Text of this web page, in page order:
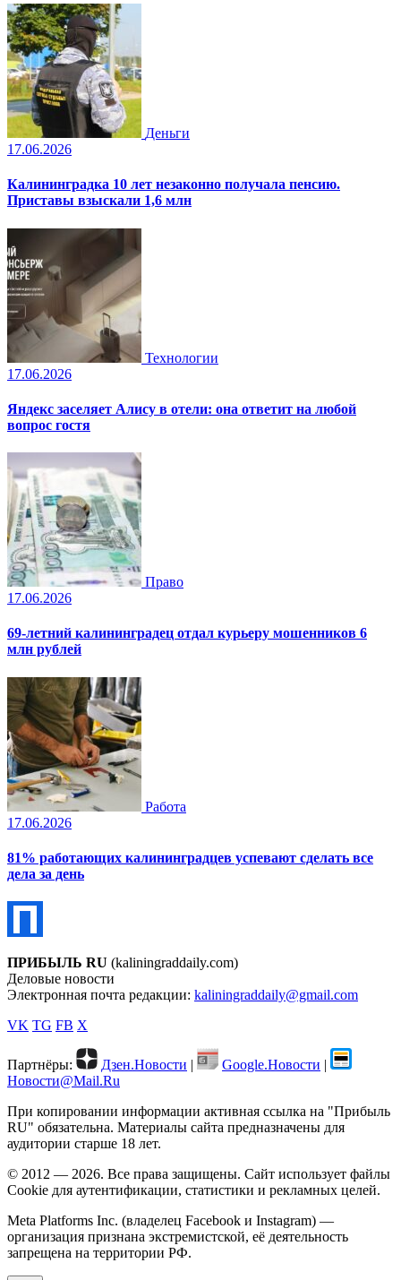
Деньги
17.06.2026
Калининградка 10 лет незаконно получала пенсию.
Приставы взыскали 1,6 млн
Технологии
17.06.2026
Яндекс заселяет Алису в отели: она ответит на любой
вопрос гостя
Право
17.06.2026
69-летний калининградец отдал курьеру мошенников 6
млн рублей
Работа
17.06.2026
81% работающих калининградцев успевают сделать все
дела за день
ПРИБЫЛЬ RU (kaliningraddaily.com)
Деловые новости
Электронная почта редакции: kaliningraddaily@gmail.com
VK TG FB X
Партнёры: Дзен.Новости | Google.Новости |
Новости@Mail.Ru
При копировании информации активная ссылка на "Прибыль
RU" обязательна. Материалы сайта предназначены для
аудитории старше 18 лет.
© 2012 — 2026. Все права защищены. Сайт использует файлы
Cookie для аутентификации, статистики и рекламных целей.
Meta Platforms Inc. (владелец Facebook и Instagram) —
организация признана экстремистской, её деятельность
запрещена на территории РФ.